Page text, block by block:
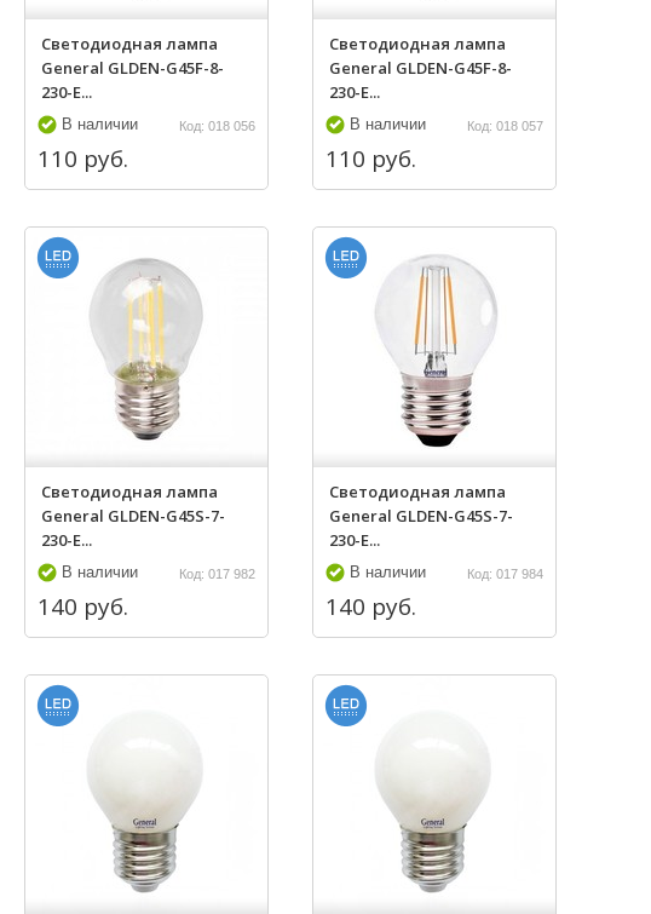
Светодиодная лампа
General GLDEN-G45F-8-
230-E...
В наличии Код: 018 056
110 руб.
Светодиодная лампа
General GLDEN-G45F-8-
230-E...
В наличии Код: 018 057
110 руб.
Светодиодная лампа
General GLDEN-G45S-7-
230-E...
В наличии Код: 017 982
140 руб.
Светодиодная лампа
General GLDEN-G45S-7-
230-E...
В наличии Код: 017 984
140 руб.